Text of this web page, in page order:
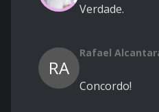
Verdade.
RA
Rafael
Concordo!